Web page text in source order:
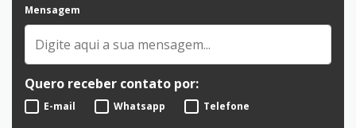
Mensagem
Quero receber contato por:
E-mail Whatsapp Telefone